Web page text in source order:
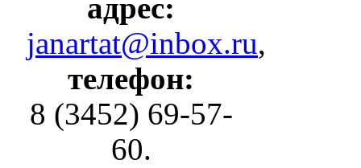
адрес:
janartat@inbox.ru,
телефон:
8 (3452) 69-57-
60.